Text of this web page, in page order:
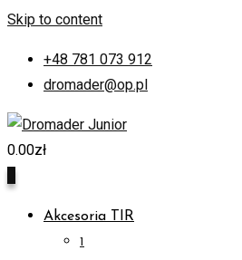
Skip to content
+48 781 073 912
dromader@op.pl
0.00zł
Akcesoria TIR
1